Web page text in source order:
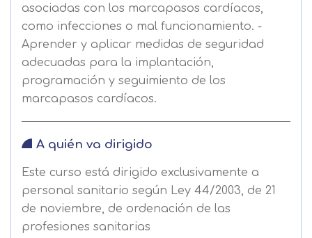
asociadas con los marcapasos cardíacos,
como infecciones o mal funcionamiento. -
Aprender y aplicar medidas de seguridad
adecuadas para la implantación,
programación y seguimiento de los
marcapasos cardíacos.
A quién va dirigido
Este curso está dirigido exclusivamente a
personal sanitario según Ley 44/2003, de 21
de noviembre, de ordenación de las
profesiones sanitarias